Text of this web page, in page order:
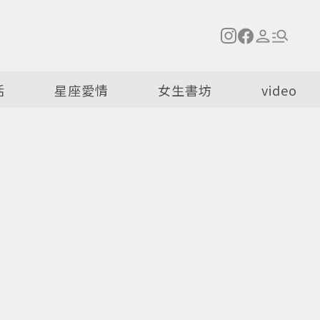
星座愛情 女生書坊 video